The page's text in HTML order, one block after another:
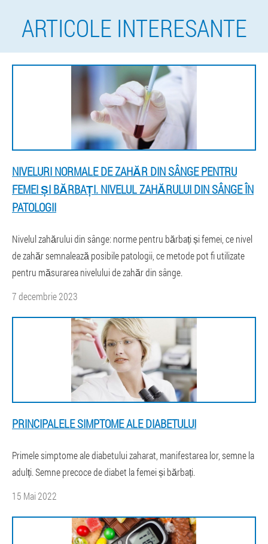
ARTICOLE INTERESANTE
NIVELURI NORMALE DE ZAHĂR DIN SÂNGE PENTRU
FEMEI ȘI BĂRBAȚI. NIVELUL ZAHĂRULUI DIN SÂNGE ÎN
PATOLOGII
Nivelul zahărului din sânge: norme pentru bărbați și femei, ce nivel
de zahăr semnalează posibile patologii, ce metode pot fi utilizate
pentru măsurarea nivelului de zahăr din sânge.
7 decembrie 2023
PRINCIPALELE SIMPTOME ALE DIABETULUI
Primele simptome ale diabetului zaharat, manifestarea lor, semne la
adulți. Semne precoce de diabet la femei și bărbați.
15 Mai 2022